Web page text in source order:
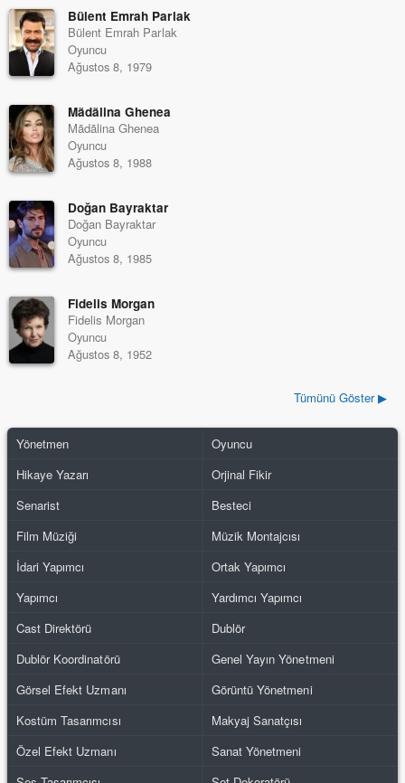
Bülent Emrah Parlak
Bülent Emrah Parlak
Oyuncu
Ağustos 8, 1979
Mãdãlina Ghenea
Mãdãlina Ghenea
Oyuncu
Ağustos 8, 1988
Doğan Bayraktar
Doğan Bayraktar
Oyuncu
Ağustos 8, 1985
Fidelis Morgan
Fidelis Morgan
Oyuncu
Ağustos 8, 1952
Tümünü Göster ▶
Yönetmen
Oyuncu
Hikaye Yazarı
Orjinal Fikir
Senarist
Besteci
Film Müziği
Müzik Montajcısı
İdari Yapımcı
Ortak Yapımcı
Yapımcı
Yardımcı Yapımcı
Cast Direktörü
Dublör
Dublör Koordinatörü
Genel Yayın Yönetmeni
Görsel Efekt Uzmanı
Görüntü Yönetmeni
Kostüm Tasarımcısı
Makyaj Sanatçısı
Özel Efekt Uzmanı
Sanat Yönetmeni